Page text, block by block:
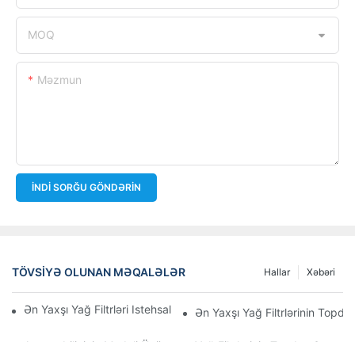
MOQ
Məzmun
İNDI SORĞU GÖNDƏRIN
TÖVSIYƏ OLUNAN MƏQALƏLƏR Xəbəri
Hallar
Ən Yaxşı Yağ Filtrləri Istehsal Edən Şirkətlər: Hərtərəfli Baxış
Ən Yaxşı Yağ Filtrlərinin